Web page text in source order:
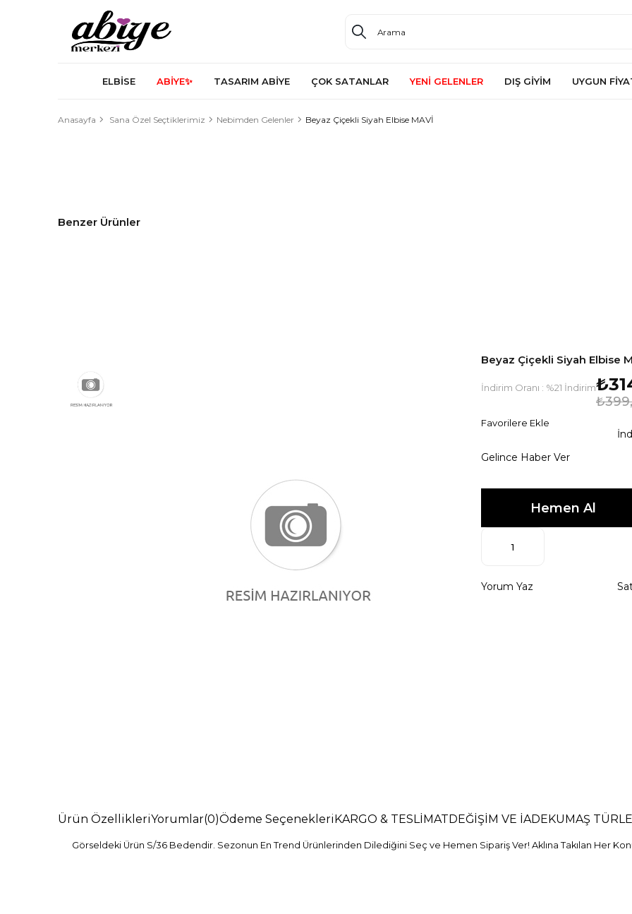
ELBİSE ABİYE✨ TASARIM ABİYE ÇOK SATANLAR YENİ GELENLER DIŞ GİYİM UYGUN
Anasayfa Sana Özel Seçtiklerimiz Nebimden Gelenler Beyaz Çiçekli Siyah Elbise MAVİ
Benzer Ürünler
Beyaz Çiçekli Siyah Elbise
İndirim Oranı : %21 İndirim
Favorilere Ekle
Gelince Haber Ver
Yorum Yaz
Ürün ÖzellikleriYorumlar(0)Ödeme SeçenekleriKARGO & TESLİMATDEĞİŞİM VE İADEKUMAŞ
Görseldeki Ürün S/36 Bedendir. Sezonun En Trend Ürünlerinden Dilediğini Seç ve Hemen Sipariş Ver! Aklına Takılan Her